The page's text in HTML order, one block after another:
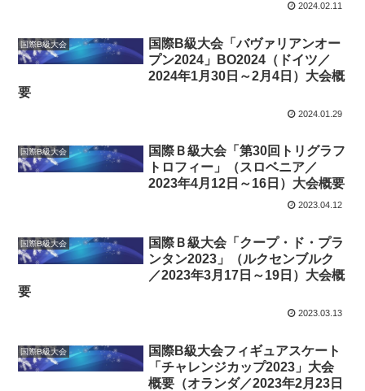
2024.02.11
国際B級大会
国際B級大会「バヴァリアンオー
プン2024」BO2024（ドイツ／
2024年1月30日～2月4日）大会概
要
2024.01.29
国際B級大会
国際Ｂ級大会「第30回トリグラフ
トロフィー」（スロベニア／
2023年4月12日～16日）大会概要
2023.04.12
国際B級大会
国際Ｂ級大会「クープ・ド・プラ
ンタン2023」（ルクセンブルク
／2023年3月17日～19日）大会概
要
2023.03.13
国際B級大会
国際B級大会フィギュアスケート
「チャレンジカップ2023」大会
概要（オランダ／2023年2月23日